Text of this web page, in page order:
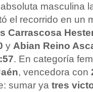
masculina
el recorrido en un
Carrascosa
y Abian Reino
. En categoría
, vencedora con
sumar ya tres